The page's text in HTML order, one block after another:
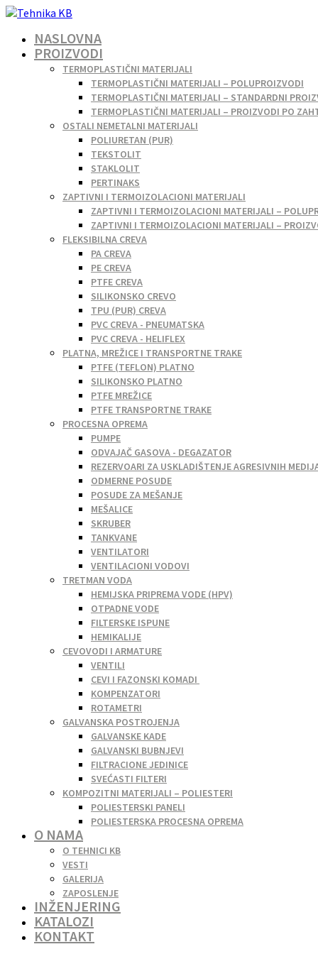
NASLOVNA
PROIZVODI
TERMOPLASTIČNI MATERIJALI
TERMOPLASTIČNI MATERIJALI – POLUPROIZVODI
TERMOPLASTIČNI MATERIJALI – STANDARDNI
TERMOPLASTIČNI MATERIJALI – PROIZVODI PO
OSTALI NEMETALNI MATERIJALI
POLIURETAN (PUR)
TEKSTOLIT
STAKLOLIT
PERTINAKS
ZAPTIVNI I TERMOIZOLACIONI MATERIJALI
ZAPTIVNI I TERMOIZOLACIONI MATERIJALI –
ZAPTIVNI I TERMOIZOLACIONI MATERIJALI –
FLEKSIBILNA CREVA
PA CREVA
PE CREVA
PTFE CREVA
SILIKONSKO CREVO
TPU (PUR) CREVA
PVC CREVA - PNEUMATSKA
PVC CREVA - HELIFLEX
PLATNA, MREŽICE I TRANSPORTNE TRAKE
PTFE (TEFLON) PLATNO
SILIKONSKO PLATNO
PTFE MREŽICE
PTFE TRANSPORTNE TRAKE
PROCESNA OPREMA
PUMPE
ODVAJAČ GASOVA - DEGAZATOR
REZERVOARI ZA USKLADIŠTENJE AGRESIVNIH
ODMERNE POSUDE
POSUDE ZA MEŠANJE
MEŠALICE
SKRUBER
TANKVANE
VENTILATORI
VENTILACIONI VODOVI
TRETMAN VODA
HEMIJSKA PRIPREMA VODE (HPV)
OTPADNE VODE
FILTERSKE ISPUNE
HEMIKALIJE
CEVOVODI I ARMATURE
VENTILI
CEVI I FAZONSKI KOMADI
KOMPENZATORI
ROTAMETRI
GALVANSKA POSTROJENJA
GALVANSKE KADE
GALVANSKI BUBNJEVI
FILTRACIONE JEDINICE
SVEĆASTI FILTERI
KOMPOZITNI MATERIJALI – POLIESTERI
POLIESTERSKI PANELI
POLIESTERSKA PROCESNA OPREMA
O NAMA
O TEHNICI KB
VESTI
GALERIJA
ZAPOSLENJE
INŽENJERING
KATALOZI
KONTAKT